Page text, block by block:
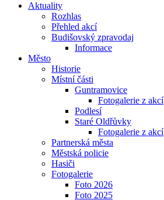
Aktuality
Rozhlas
Přehled akcí
Budišovský zpravodaj
Informace
Město
Historie
Místní části
Guntramovice
Fotogalerie z akcí
Podlesí
Staré Oldřůvky
Fotogalerie z akcí
Partnerská města
Městská policie
Hasiči
Fotogalerie
Foto 2026
Foto 2025